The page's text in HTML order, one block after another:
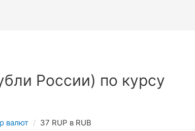
России) по курсу
валют
37 RUP в RUB